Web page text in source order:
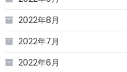
2022年8月
2022年7月
2022年6月